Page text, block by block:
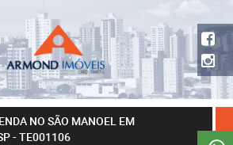
NO SÃO MANOEL EM
- TE001106